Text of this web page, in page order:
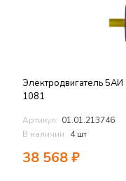
Электродвигатель
1081
Артикул: 01.01.213746
В наличии: 4 шт
38 568₽